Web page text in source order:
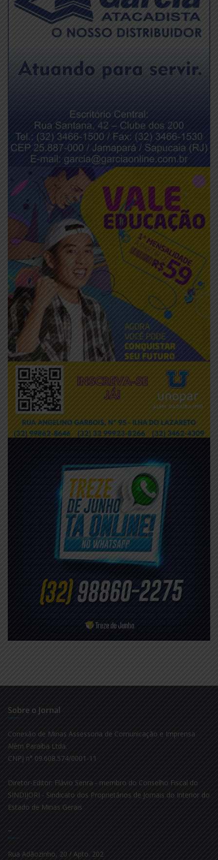
Sobre o Jornal
Conexão de Minas Assessoria de Comunicação e Imprensa
Além Paraíba Ltda.
CNPJ n° 09.608.574/0001-11
Diretor-Editor: Flávio Senra - membro do Conselho Fiscal do
SINDIJORI - Sindicato dos Proprietários de Jornais do Interior do
Estado de Minas Gerais
–
Rua Adãozinho, 20 / Apto. 202